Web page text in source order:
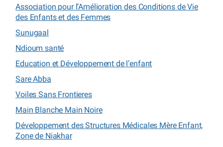
Association pour l’Amélioration des Conditions de Vie
des Enfants et des Femmes
Sunugaal
Ndioum santé
Education et Développement de l’enfant
Sare Abba
Voiles Sans Frontieres
Main Blanche Main Noire
Développement des Structures Médicales Mère Enfant,
Zone de Niakhar